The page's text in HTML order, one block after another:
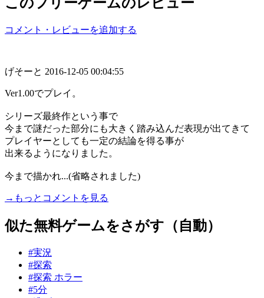
コメント・レビューを追加する
げそーと 2016-12-05 00:04:55
Ver1.00でプレイ。
シリーズ最終作という事で
今まで謎だった部分にも大きく踏み込んだ表現が出てきて
プレイヤーとしても一定の結論を得る事が
出来るようになりました。
今まで描かれ...(省略されました)
→もっとコメントを見る
似た無料ゲームをさがす（自動）
#実況
#探索
#探索 ホラー
#5分